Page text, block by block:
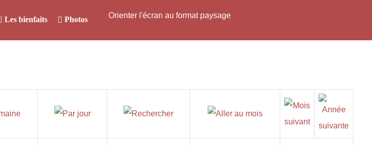
Les bienfaits Photos Orienter l'écran au format paysage